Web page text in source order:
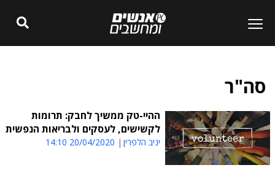
סה"ר
ההיי-טק ממשיך לחבק: תרומות
לקשישים, לעסקים ולבריאות הנפשית
יניב הלפרין 20/04/2020 14:10